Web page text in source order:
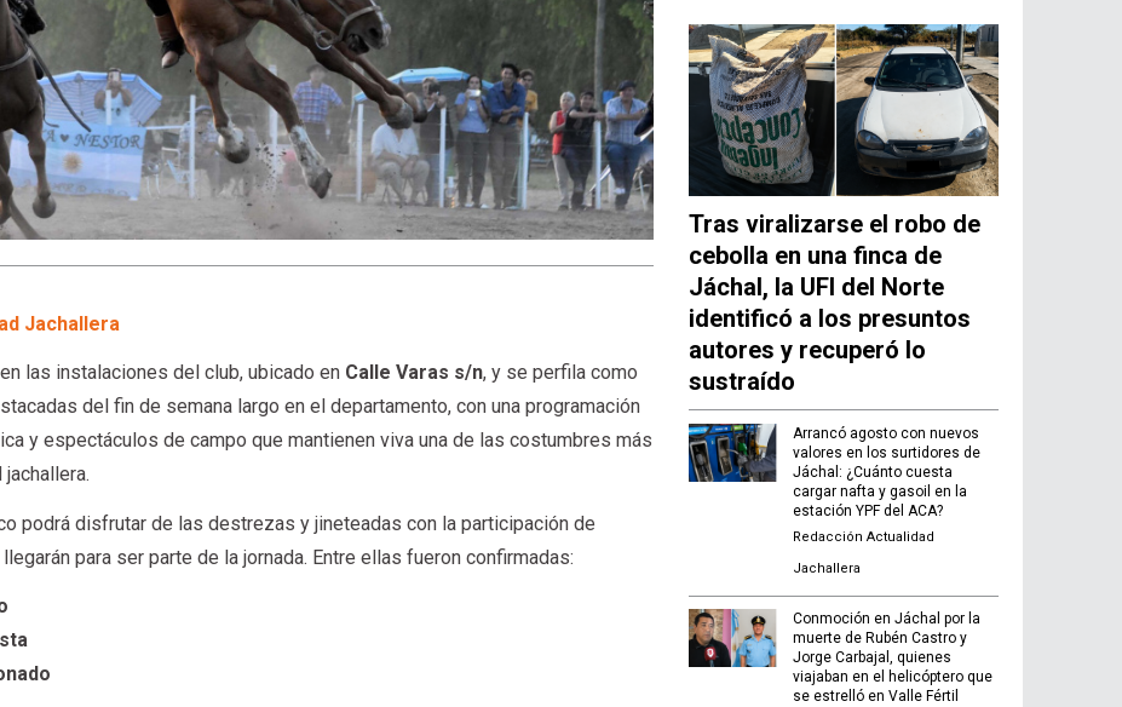
Jachallera
las instalaciones del club, ubicado en Calle Varas s/n, y se perfila como
del fin de semana largo en el departamento, con una programación
y espectáculos de campo que mantienen viva una de las costumbres más
podrá disfrutar de las destrezas y jineteadas con la participación de
para ser parte de la jornada. Entre ellas fueron confirmadas:
Tras viralizarse el robo de
cebolla en una finca de
Jáchal, la UFI del Norte
identificó a los presuntos
autores y recuperó lo
sustraído
Arrancó agosto con nuevos
valores en los surtidores de
Jáchal: ¿Cuánto cuesta
cargar nafta y gasoil en la
estación YPF del ACA?
Redacción Actualidad
Jachallera
Conmoción en Jáchal por la
muerte de Rubén Castro y
Jorge Carbajal, quienes
viajaban en el helicóptero que
se estrelló en Valle Fértil